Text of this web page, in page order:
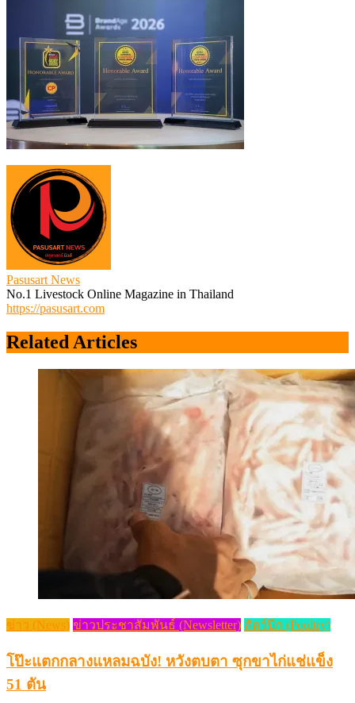
Pasusart News
No.1 Livestock Online Magazine in Thailand
https://pasusart.com
Related Articles
ข่าว (News) ข่าวประชาสัมพันธ์ (Newsletter) สัตว์ปีก (Poultry)
โป๊ะแตกกลางแหลมฉบัง! หวังตบตา ซุกขาไก่แช่แข็ง
51 ตัน